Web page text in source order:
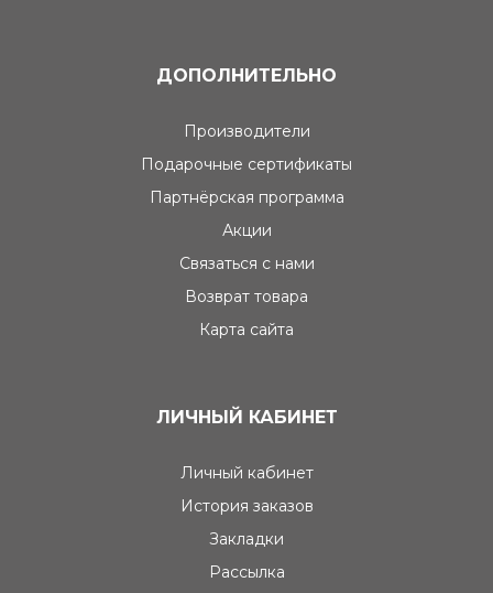
ДОПОЛНИТЕЛЬНО
Производители
Подарочные сертификаты
Партнёрская программа
Акции
Связаться с нами
Возврат товара
Карта сайта
ЛИЧНЫЙ КАБИНЕТ
Личный кабинет
История заказов
Закладки
Рассылка